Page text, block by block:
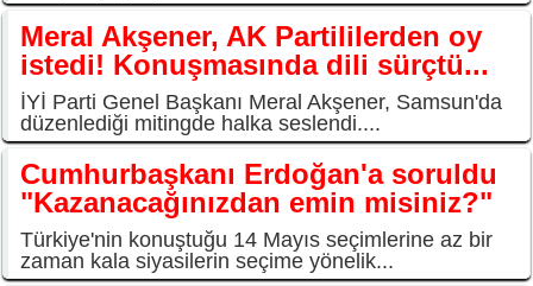
Meral Akşener, AK Partililerden oy
istedi! Konuşmasında dili sürçtü...
İYİ Parti Genel Başkanı Meral Akşener, Samsun'da
düzenlediği mitingde halka seslendi....
Cumhurbaşkanı Erdoğan'a soruldu
"Kazanacağınızdan emin misiniz?"
Türkiye'nin konuştuğu 14 Mayıs seçimlerine az bir
zaman kala siyasilerin seçime yönelik...